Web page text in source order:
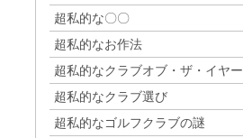
超私的な〇〇
超私的なお作法
超私的なクラブオブ・ザ・イヤー
超私的なクラブ選び
超私的なゴルフクラブの謎